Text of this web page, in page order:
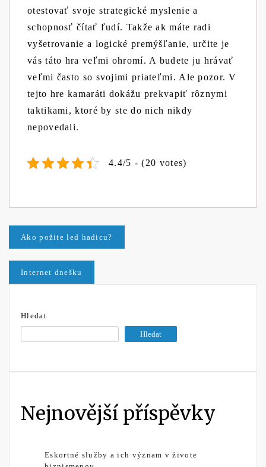
otestovať svoje strategické myslenie a
schopnosť čítať ľudí. Takže ak máte radi
vyšetrovanie a logické premýšľanie, určite je
vás táto hra veľmi ohromí. A budete ju hrávať
veľmi často so svojimi priateľmi. Ale pozor. V
tejto hre kamaráti dokážu prekvapiť rôznymi
taktikami, ktoré by ste do nich nikdy
nepovedali.
4.4/5 - (20 votes)
Navigace
pro
Ako požite led hadicu?
Internet dnešku
Hledat
Hledat
Nejnovější příspěvky
Eskortné služby a ich význam v živote